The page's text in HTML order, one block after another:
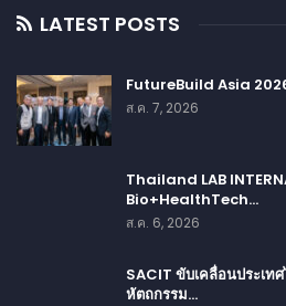
LATEST POSTS
FutureBuild Asia
ส.ค. 7, 2026
Thailand LAB
Bio+HealthTech…
ส.ค. 6, 2026
SACIT ขับเคลื่อนประเท
หัตถกรรม…